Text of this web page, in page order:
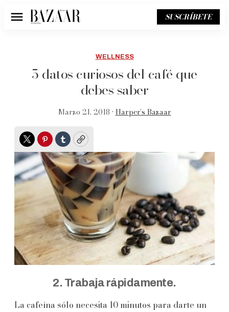
Menú SUSCRÍBETE
WELLNESS
5 datos curiosos del café que
debes saber
Marzo 21, 2018 • Harper’s Bazaar
TwitterPinterest
TumblrCopy
2. Trabaja rápidamente.
La cafeína sólo necesita 10 minutos para darte un